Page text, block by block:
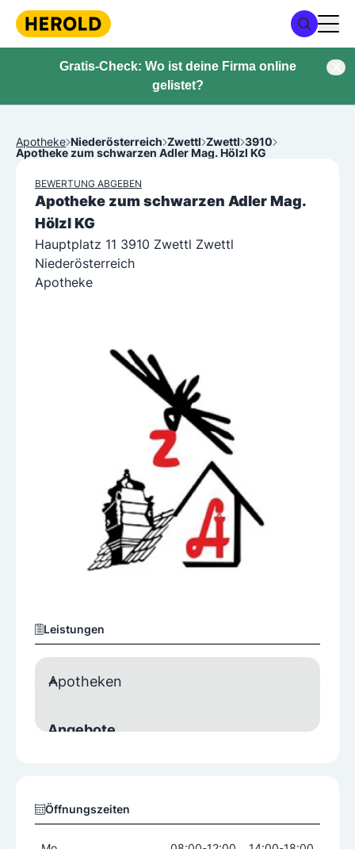
Gratis-Check: Wo ist deine Firma online
gelistet?
Apotheke Niederösterreich Zwettl Zwettl 3910
Apotheke zum schwarzen Adler Mag. Hölzl KG
BEWERTUNG ABGEBEN
Apotheke zum schwarzen Adler Mag.
Hölzl KG
Hauptplatz 11 3910 Zwettl Zwettl
Niederösterreich
Apotheke
Leistungen
Apotheken
Angebote
Besorgung internationaler Arzneimittel
Homöopathische Produkte, Schüßler Salze
Öffnungszeiten